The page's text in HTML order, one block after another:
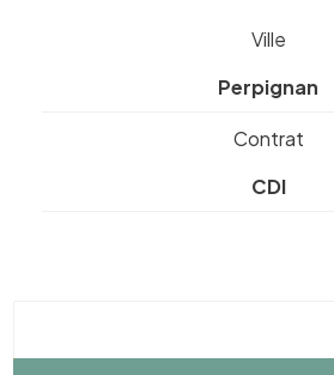
Ville
Perpignan
Contrat
CDI